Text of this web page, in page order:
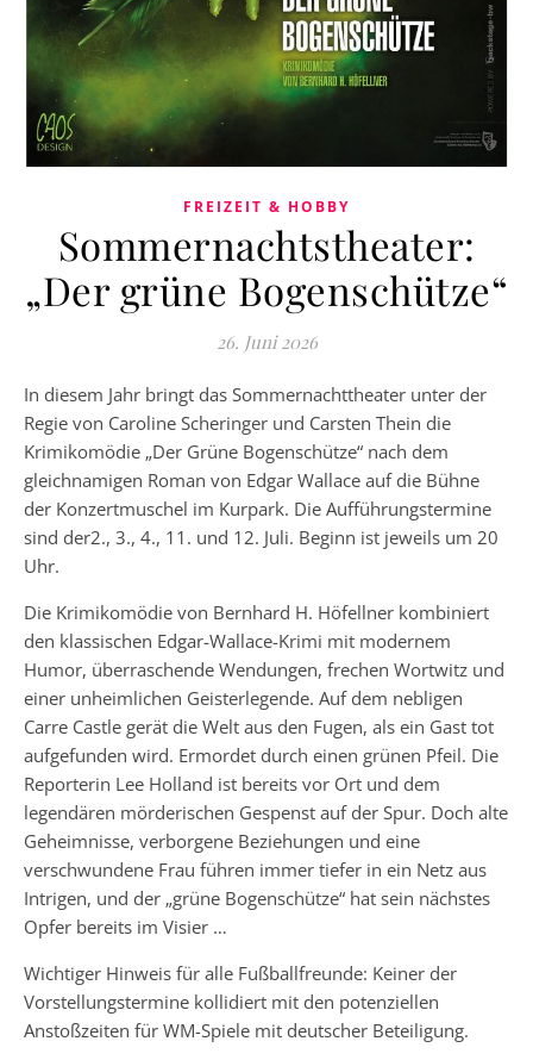
FREIZEIT & HOBBY
Sommernachtstheater:
„Der grüne Bogenschütze“
26. Juni 2026
In diesem Jahr bringt das Sommernachttheater unter der
Regie von Caroline Scheringer und Carsten Thein die
Krimikomödie „Der Grüne Bogenschütze“ nach dem
gleichnamigen Roman von Edgar Wallace auf die Bühne
der Konzertmuschel im Kurpark. Die Aufführungstermine
sind der2., 3., 4., 11. und 12. Juli. Beginn ist jeweils um 20
Uhr.
Die Krimikomödie von Bernhard H. Höfellner kombiniert
den klassischen Edgar-Wallace-Krimi mit modernem
Humor, überraschende Wendungen, frechen Wortwitz und
einer unheimlichen Geisterlegende. Auf dem nebligen
Carre Castle gerät die Welt aus den Fugen, als ein Gast tot
aufgefunden wird. Ermordet durch einen grünen Pfeil. Die
Reporterin Lee Holland ist bereits vor Ort und dem
legendären mörderischen Gespenst auf der Spur. Doch alte
Geheimnisse, verborgene Beziehungen und eine
verschwundene Frau führen immer tiefer in ein Netz aus
Intrigen, und der „grüne Bogenschütze“ hat sein nächstes
Opfer bereits im Visier …
Wichtiger Hinweis für alle Fußballfreunde: Keiner der
Vorstellungstermine kollidiert mit den potenziellen
Anstoßzeiten für WM-Spiele mit deutscher Beteiligung.